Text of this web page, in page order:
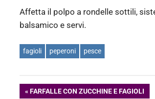
Affetta il polpo a rondelle sottili,
balsamico e servi.
fagioli peperoni pesce
Navigazione
ARTICOLO
FARFALLE CON ZUCCHINE E FAGIOLI